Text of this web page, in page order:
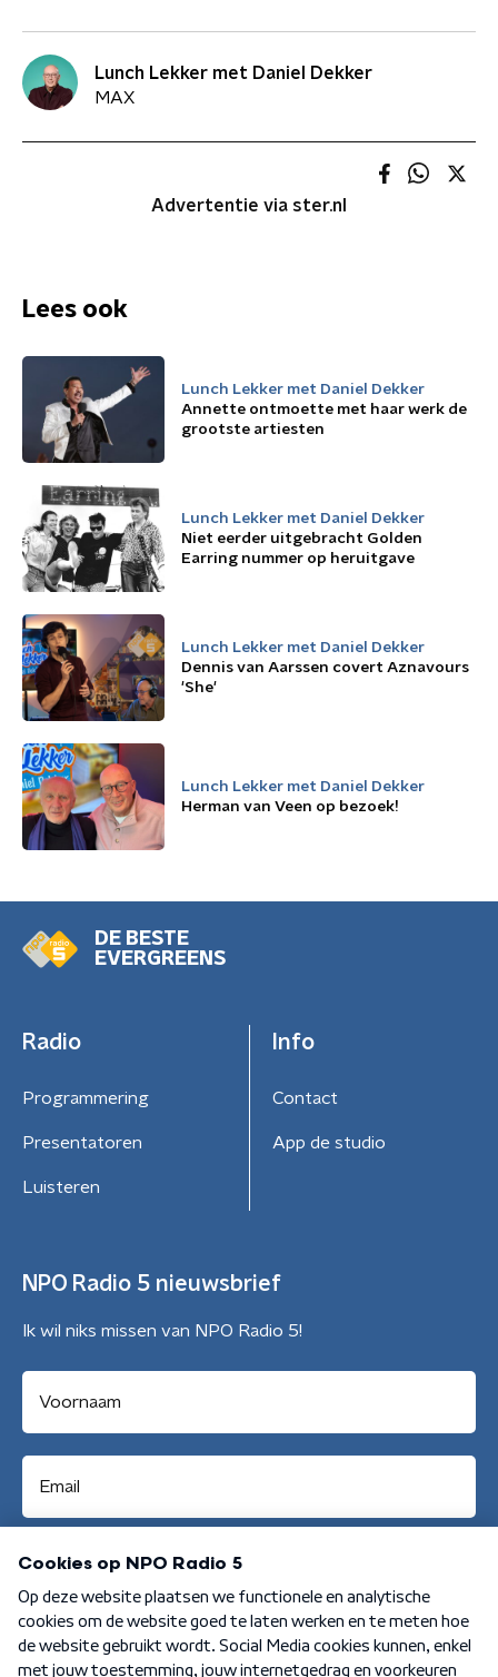
Lunch Lekker met Daniel Dekker
MAX
Advertentie via ster.nl
Lees ook
Lunch Lekker met Daniel Dekker
Annette ontmoette met haar werk de
grootste artiesten
Lunch Lekker met Daniel Dekker
Niet eerder uitgebracht Golden
Earring nummer op heruitgave
Lunch Lekker met Daniel Dekker
Dennis van Aarssen covert Aznavours
'She'
Lunch Lekker met Daniel Dekker
Herman van Veen op bezoek!
DE BESTE
EVERGREENS
Radio
Programmering
Presentatoren
Luisteren
Info
Contact
App de studio
NPO Radio 5 nieuwsbrief
Ik wil niks missen van NPO Radio 5!
Aanmelden
Algemene voorwaarden